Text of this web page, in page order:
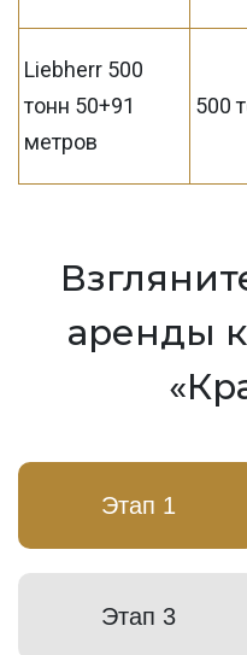
Liebherr 500
тонн 50+91
метров
500
аренды
Этап 1
Этап 3